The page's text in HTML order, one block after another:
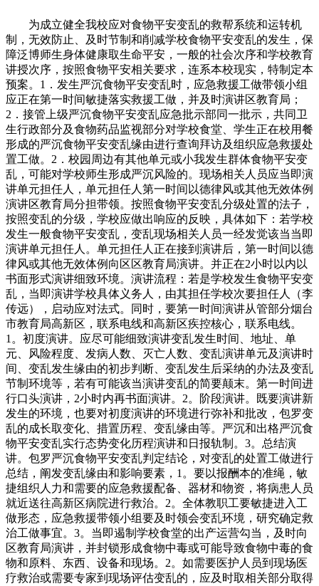
为成立健全我校应对食物平安变乱的救帮系统和运转机
制，无效防止、及时节制和削减学校食物平安变乱的发生，保
障泛博师生身体健康取生命平安，一般的社会次序和学校教育
讲授次序，按照食物平安相关要求，连系本校现实，特制定本
预案。1．发生严沉食物平安变乱时，应急救援工做带领小组
应正在第一时间敏捷落实救援工做，并及时演讲区教育局；
2．接管上级严沉食物平安变乱应急批示部同一批示，共同卫
生行政部分及食物药品监视部分对学校食堂、学生正在校用餐
形成的严沉食物平安变乱缘由进行查询拜访及组织应急救援处
置工做。2．校园周边有其他单元或小我发生群体食物平安变
乱，可能对学校师生形成严沉风险的。现场相关人员应当即演
讲单元担任人，单元担任人第一时间以德律风或其他无效体例
演讲区教育局分担带领。按照食物平安变乱分级处置的法子，
按照变乱的分级，学校应做出响应的反映，具体如下：若学校
发生一般食物平安变乱，变乱现场相关人员一经发觉该当当即
演讲单元担任人。单元担任人正在接到演讲后，第一时间以德
律风或其他无效体例向区区教育局演讲。并正在2小时以内以
书面形式演讲细致环境。演讲流程：若是学校发生食物平安变
乱，当即演讲学校具体义务人，由其担任学校次要担任人（李
传远），启动应对法式。同时，要第一时间演讲从管部分烟台
市教育局高新区，联系电线和高新区疾控核心，联系电线。
1。初度演讲。应尽可能细致演讲变乱发生时间、地址、单
元、风险程度、发病人数、灭亡人数、变乱演讲单元及演讲时
间、变乱发生缘由的初步判断、变乱发生后采纳的办法及变乱
节制环境等，若有可能该当演讲变乱的简要颠末。第一时间进
行口头演讲，2小时内再书面演讲。2。阶段演讲。既要演讲新
发生的环境，也要对初度演讲的环境进行弥补和批改，包罗变
乱的成长取变化、措置历程、变乱缘由等。严沉和出格严沉食
物平安变乱实行态势变化历程演讲和日报轨制。3。总结演
讲。包罗严沉食物平安变乱判定结论，对变乱的处置工做进行
总结，阐发变乱缘由和影响要素，1。要以报酬本的准绳，敏
捷组织人力和需要的应急救援配备、器材和物资，将病患人员
就近送往高新区病院进行救治。2。全体教职工要敏捷进入工
做形态，应急救援带领小组要及时领会变乱环境，研究确定救
治工做事宜。3。当即遏制学校食堂的出产运营勾当，及时向
区教育局演讲，并封锁形成食物中毒或可能导致食物中毒的食
物和原料、东西、设备和现场。2。如需要医护人员到现场医
疗救治或需要专家到现场评估变乱的，应及时取相关部分取得